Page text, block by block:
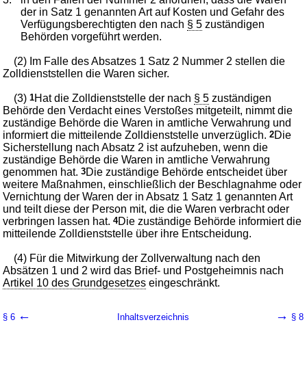
der in Satz 1 genannten Art auf Kosten und Gefahr des
Verfügungsberechtigten den nach § 5 zuständigen
Behörden vorgeführt werden.
(2) Im Falle des Absatzes 1 Satz 2 Nummer 2 stellen die
Zolldienststellen die Waren sicher.
(3)1Hat die Zolldienststelle der nach § 5 zuständigen
Behörde den Verdacht eines Verstoßes mitgeteilt, nimmt die
zuständige Behörde die Waren in amtliche Verwahrung und
informiert die mitteilende Zolldienststelle unverzüglich.2Die
Sicherstellung nach Absatz 2 ist aufzuheben, wenn die
zuständige Behörde die Waren in amtliche Verwahrung
genommen hat.3Die zuständige Behörde entscheidet über
weitere Maßnahmen, einschließlich der Beschlagnahme oder
Vernichtung der Waren der in Absatz 1 Satz 1 genannten Art
und teilt diese der Person mit, die die Waren verbracht oder
verbringen lassen hat.4Die zuständige Behörde informiert die
mitteilende Zolldienststelle über ihre Entscheidung.
(4) Für die Mitwirkung der Zollverwaltung nach den
Absätzen 1 und 2 wird das Brief- und Postgeheimnis nach
Artikel 10 des Grundgesetzes eingeschränkt.
§ 6 ← Inhaltsverzeichnis → § 8